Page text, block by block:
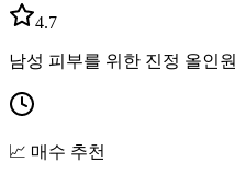
4.7
남성 피부를 위한 진정 올인원
📈 매수 추천